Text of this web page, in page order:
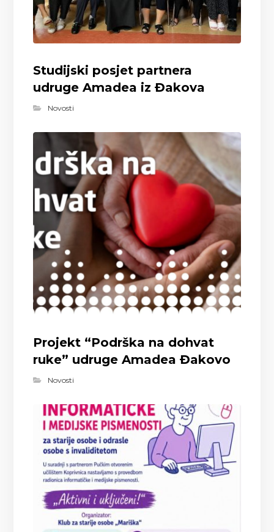
Studijski posjet partnera
udruge Amadea iz Đakova
Novosti
Projekt “Podrška na dohvat
ruke” udruge Amadea Đakovo
Novosti